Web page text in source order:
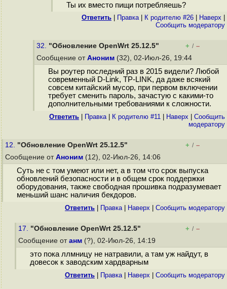
Ты их вместо пищи потребляешь?
Ответить Правка| К родителю #26 Наверх
Cообщить модератору
32. "Обновление OpenWrt 25.12.5" + / –
Сообщение от Аноним (32), 02-Июл-26, 19:44
Вы роутер последний раз в 2015 видели? Любой
современный D-Link, TP-LINK, да даже всякий
совсем китайский мусор, при первом включении
требует сменить пароль, зачастую с какими-то
дополнительными требованиями к сложности.
Ответить Правка| К родителю #11 Наверх
Cообщить
модератору
12. "Обновление OpenWrt 25.12.5" + / –
Сообщение от Аноним (12), 02-Июл-26, 14:06
Суть не с том умеют или нет, а в том что срок выпуска
обновлений безопасности и в общем срок поддержки
оборудования, также свободная прошивка подразумевает
меньший шанс наличия бекдоров.
Ответить Правка| Наверх Cообщить модератору
17. "Обновление OpenWrt 25.12.5" + / –
Сообщение от анм (?), 02-Июл-26, 14:19
это пока ллмницу не натравили, а там уж найдут, в
довесок к заводским хардварным
Ответить Правка| Наверх Cообщить модератору